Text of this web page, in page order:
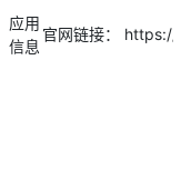
应用
信息
官网链接： https://